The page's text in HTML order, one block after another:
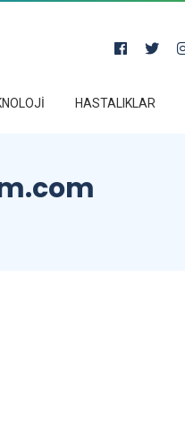
HASTALIKLAR